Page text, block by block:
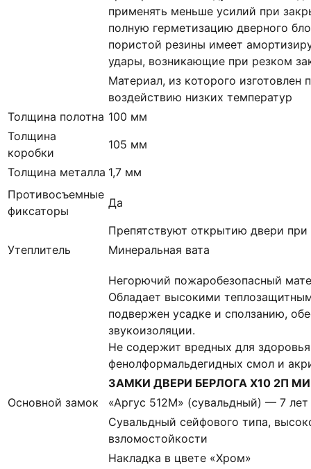
применять меньше усилий при
полную герметизацию дверного
пористой резины имеет
удары, возникающие при резком
Материал, из которого изготовлен
воздействию низких температур
Толщина полотна 100 мм
Толщина
коробки
105 мм
Толщина металла 1,7 мм
Противосъемные
фиксаторы
Да
Препятствуют открытию двери при
Утеплитель
Минеральная вата
Негорючий пожаробезопасный
Обладает высокими
подвержен усадке и сползанию,
звукоизоляции.
Не содержит вредных для
фенолформальдегидных смол и
ЗАМКИ ДВЕРИ БЕРЛОГА Х10 2П
Основной замок
«Аргус 512М» (сувальдный) — 7 лет
Сувальдный сейфового типа,
взломостойкости
Накладка в цвете «Хром»